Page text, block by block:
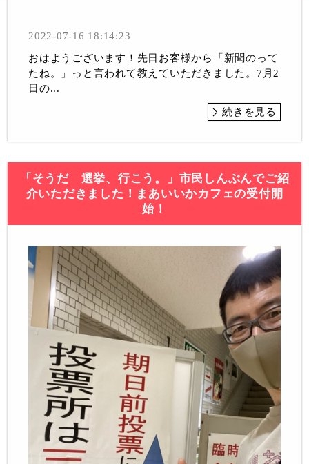
2022-07-16 18:14:23
おはようございます！先日お客様から「新聞のって
たね。」っと言われて教えていただきました。7月2
日の...
続きを見る
「そうだ 選挙、行こう。」市民しんぶんでご紹
介いただきました！まあいいかカフェの受付開
始！